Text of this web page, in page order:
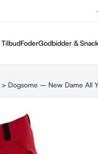
TilbudFoderGodbidder &
> Dogsome – New Dame All